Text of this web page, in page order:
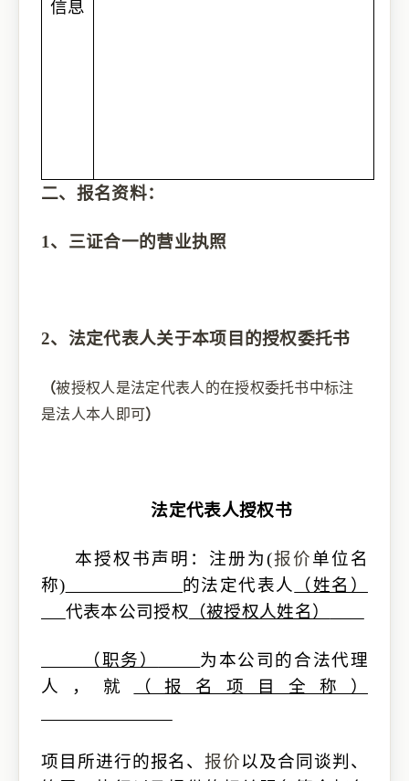
信息
二、报名资料：
1、 三证合一的营业执照
2、 法定代表人关于本项目的授权委托书
（被授权人 是法定代表人 的在授权委托书中标注
是法人本人即可）
法定代表人授权书
本授权书声明：注册为(报价单位名
称) 的法定代表人
（姓名）
代表本公司授权 （被授权人姓名）
（职务）
为本公司的合法代理
人，就
（报名项目全称）
项目 所进行的报名、报价以及合同谈判、